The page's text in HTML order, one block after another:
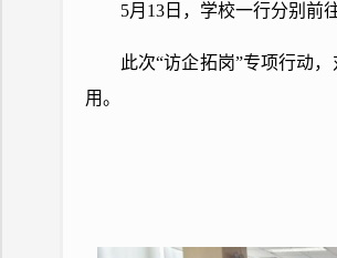
5月13日，学校一行分别前
此次“访企拓岗”专项行动
用。